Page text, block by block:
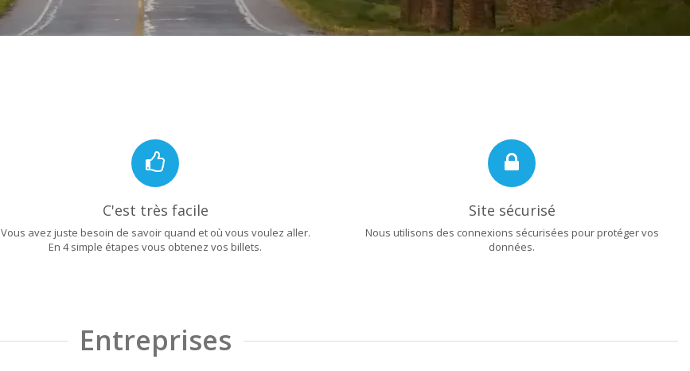
C'est très facile
Vous avez juste besoin de savoir quand et où vous voulez aller.
En 4 simple étapes vous obtenez vos billets.
Site sécurisé
Nous utilisons des connexions sécurisées pour protéger vos
données.
Entreprises